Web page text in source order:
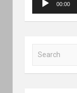
00:00
a